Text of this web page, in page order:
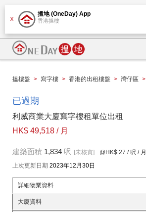
X
搵地 (OneDay) App
香港搵樓
搵樓盤 > 寫字樓 > 香港的出租樓盤 > 灣仔區 >
已過期
利威商業大廈寫字樓租單位出租
HK$ 49,518 / 月
建築面積 1,834 呎 [未核實] @HK$ 27 / 呎 / 月
上次更新日期 2023年12月30日
詳細物業資料
大廈資料